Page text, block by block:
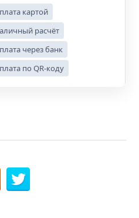
картой
расчёт
через банк
по QR-коду